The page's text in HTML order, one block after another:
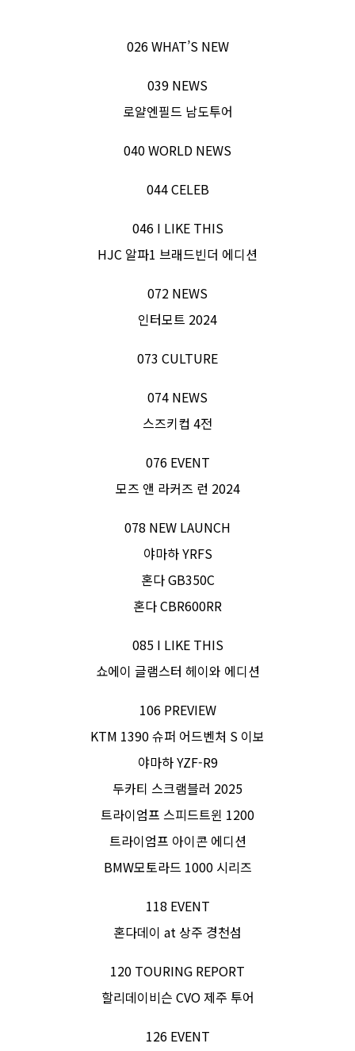
026 WHAT’S NEW
039 NEWS
로얄엔필드 남도투어
040 WORLD NEWS
044 CELEB
046 I LIKE THIS
HJC 알파1 브래드빈더 에디션
072 NEWS
인터모트 2024
073 CULTURE
074 NEWS
스즈키컵 4전
076 EVENT
모즈 앤 라커즈 런 2024
078 NEW LAUNCH
야마하 YRFS
혼다 GB350C
혼다 CBR600RR
085 I LIKE THIS
쇼에이 글램스터 헤이와 에디션
106 PREVIEW
KTM 1390 슈퍼 어드벤처 S 이보
야마하 YZF-R9
두카티 스크램블러 2025
트라이엄프 스피드트윈 1200
트라이엄프 아이콘 에디션
BMW모토라드 1000 시리즈
118 EVENT
혼다데이 at 상주 경천섬
120 TOURING REPORT
할리데이비슨 CVO 제주 투어
126 EVENT